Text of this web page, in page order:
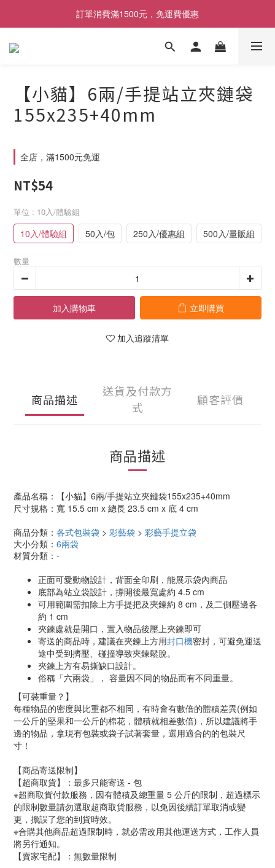
[限時優惠] 即日起登入會員消費滿1000元，回饋1%購物金
訂單消費滿1500元，免運費優惠
找包材，就來MrPK包裝專賣店
【小貓】6兩/手提站立夾鏈袋
155x235+40mm
全店，滿1500元免運
NT$54
單位 : 10入/體驗組
10入/體驗組 50入/包 250入/優惠組 500入/量販組
數量
加入購物車 立即購買
加入追蹤清單
商品描述
送貨及付款方
式
顧客評價
商品描述
產品名稱：
【小貓】6兩/手提站立夾鏈袋155x235+40mm
尺寸規格：寬 15.5 cm x 總長 23.5 cm x 底 4 cm
商品分類： 各式包裝袋 > 彩藝袋 > 彩藝手提立袋
大小分類： 6兩袋
材質分類：-
正面可愛動物設計，背面全印刷，能展示袋內商品
底部為站立袋設計，撐開後最寬處約 4.5 cm
可用範圍需扣除上方手提把及夾鍊約 8 cm，及二側壓邊各
約 1 cm
夾鍊處就是開口，置入物品後壓上夾鍊即可
寄送的商品時，建議在夾鍊上方用封口機密封，可避免運送
途中受到擠壓、碰撞導致夾鍊鬆脫。
夾鍊上方有易撕缺口設計。
俗稱「六兩袋」， 容量因不同的物品而有不同重量。
【可裝重量？】
每種物品的密度與比重都不相同，有時會有數倍的體積差異(例如
一公斤的堅果和一公斤的棉花，體積就相差數倍)，所以建議將手
邊的物品，拿現有包裝或袋子試著套量，選用適合的的包裝尺
寸！
【商品寄送限制】
【超商取貨】：最多只能寄送 - 包
※超商取貨付款服務，因有體積及總重量 5 公斤的限制，超過標示
的限制數量請勿選取超商取貨服務，以免因後續訂單取消或變
更，擔誤了您的到貨時效。
※合購其他商品超過限制時，就必需改用其他運送方式，工作人員
將另行通知。
【賣家宅配】：無數量限制